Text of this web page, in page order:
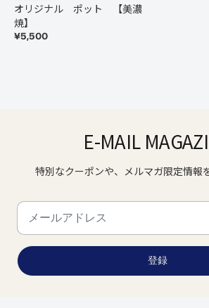
オリジナル ポット 【美濃
焼】
¥5,500
E-MAIL
特別なクーポンや、メルマガ限定情報
登録